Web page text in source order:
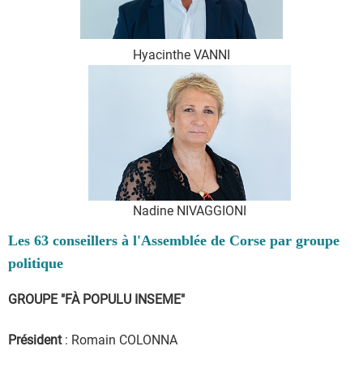
Hyacinthe VANNI
Nadine NIVAGGIONI
Les 63 conseillers à l'Assemblée de Corse par groupe
politique
GROUPE "FÀ POPULU INSEME"
Président: Romain COLONNA